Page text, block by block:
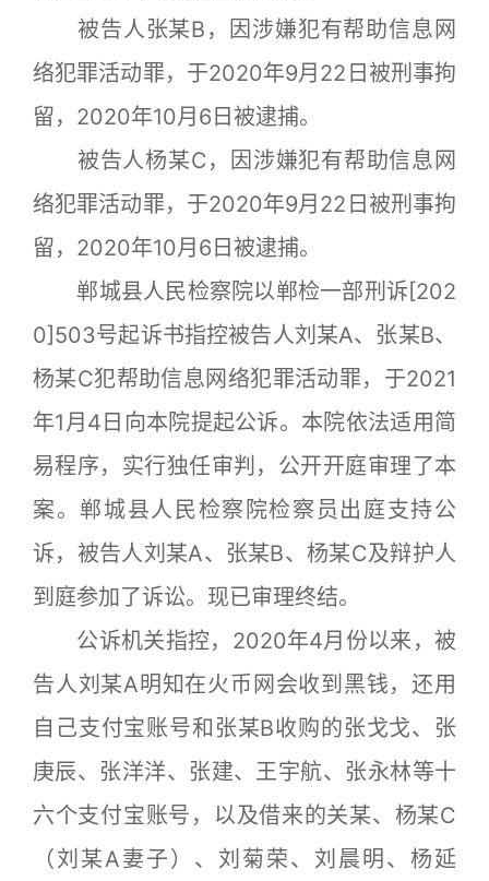
被告人张某B，因涉嫌犯有帮助信息网
络犯罪活动罪，于2020年9月22日被刑事拘
留，2020年10月6日被逮捕。
被告人杨某C，因涉嫌犯有帮助信息网
络犯罪活动罪，于2020年9月22日被刑事拘
留，2020年10月6日被逮捕。
郸城县人民检察院以郸检一部刑诉[202
0]503号起诉书指控被告人刘某A、张某B、
杨某C犯帮助信息网络犯罪活动罪，于2021
年1月4日向本院提起公诉。本院依法适用简
易程序，实行独任审判，公开开庭审理了本
案。郸城县人民检察院检察员出庭支持公
诉，被告人刘某A、张某B、杨某C及辩护人
到庭参加了诉讼。现已审理终结。
公诉机关指控，2020年4月份以来，被
告人刘某A明知在火币网会收到黑钱，还用
自己支付宝账号和张某B收购的张戈戈、张
庚辰、张洋洋、张建、王宇航、张永林等十
六个支付宝账号，以及借来的关某、杨某C
（刘某A妻子）、刘菊荣、刘晨明、杨延